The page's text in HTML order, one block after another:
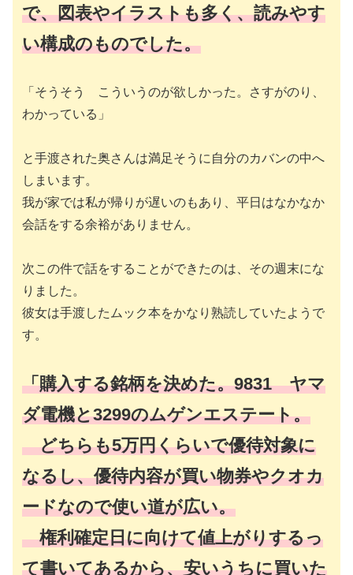
で、図表やイラストも多く、読みやす
い構成のものでした。
「そうそう こういうのが欲しかった。さすがのり、
わかっている」
と手渡された奥さんは満足そうに自分のカバンの中へ
しまいます。
我が家では私が帰りが遅いのもあり、平日はなかなか
会話をする余裕がありません。
次この件で話をすることができたのは、その週末にな
りました。
彼女は手渡したムック本をかなり熟読していたようで
す。
「購入する銘柄を決めた。9831 ヤマ
ダ電機と3299のムゲンエステート。
どちらも5万円くらいで優待対象に
なるし、優待内容が買い物券やクオカ
ードなので使い道が広い。
権利確定日に向けて値上がりするっ
て書いてあるから、安いうちに買いた